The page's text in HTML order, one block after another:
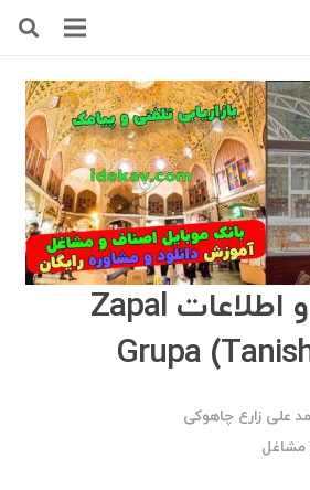
بانک موبایل و اطلاعات Zapal
Grupa
علی زارع چاهوکی
مشاغل